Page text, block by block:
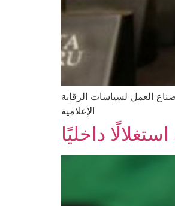
العمل لسياسات الرقابة
الإعلامية
داخليًا